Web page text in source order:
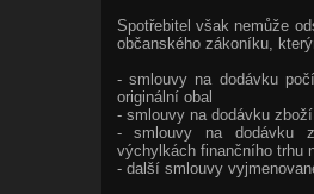
Spotřebitel však nemůže
občanského zákoníku,
- smlouvy na dodávku
originální obal
- smlouvy na dodávku
- smlouvy na dodávku
výchylkách finančního trhu
- další smlouvy